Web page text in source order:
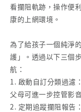
看攔阻軌跡，操作便
康的上網環境。
為了給孩子一個純淨
護」。透過以下三個
航：
1. 啟動自訂分類過濾
父母可進一步控管影
2. 定期追蹤攔阻報告